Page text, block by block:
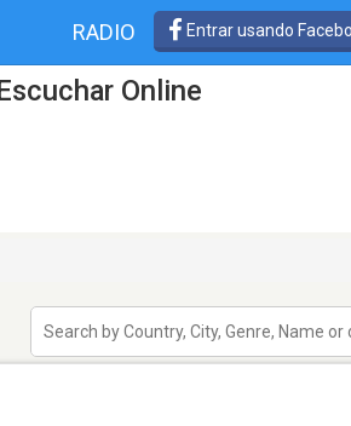
RADIO Entrar usando
Online